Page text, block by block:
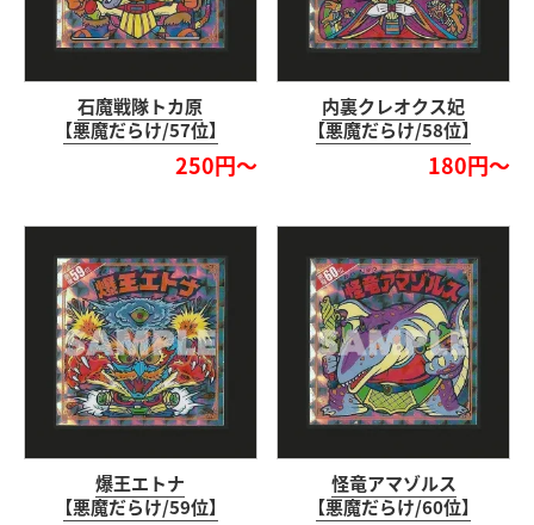
石魔戦隊トカ原
【悪魔だらけ/57位】
250円～
内裏クレオクス妃
【悪魔だらけ/58位】
180円～
爆王エトナ
【悪魔だらけ/59位】
怪竜アマゾルス
【悪魔だらけ/60位】